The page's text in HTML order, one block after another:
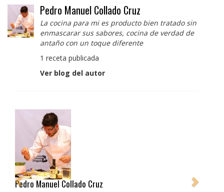
Pedro Manuel Collado Cruz
La cocina para mi es producto bien tratado sin
enmascarar sus sabores, cocina de verdad de
antaño con un toque diferente
1 receta publicada
Ver blog del autor
Pedro Manuel Collado Cruz